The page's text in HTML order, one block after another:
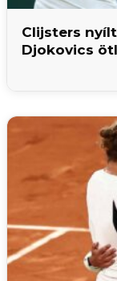
Clijsters
Djokovics